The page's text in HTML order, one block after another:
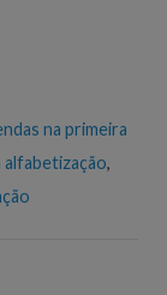
na primeira
alfabetização,